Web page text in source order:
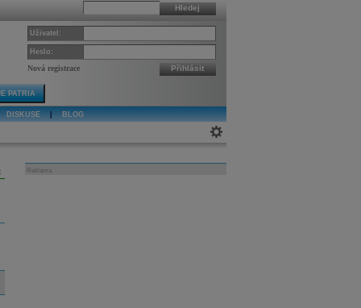
Hledej
Uživatel:
Heslo:
Nová registrace Přihlásit
PATRIA
DISKUSE BLOG
Reklama